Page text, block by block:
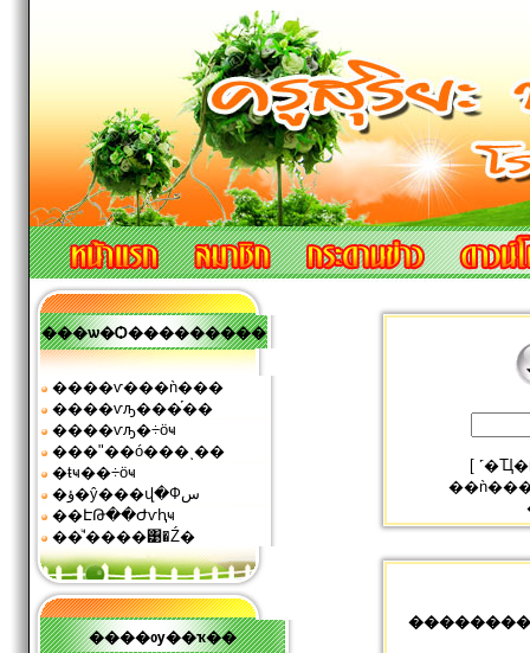
���ѡ�Ѻ���������
����ѵ���ǹ���
����ѵԡ���֡��
����ѵԡ�÷ӧҹ
���ʺ��ó���ͺ��
�ŧҹ��÷ӧҹ
�ؤ�ŷ���վ�Фس
��ԷԹ��Ժѵԧҹ
��ͧʹ����͹�Ź�
����ѹ��ҡ��
[